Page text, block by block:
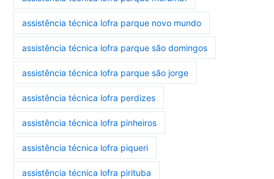
assistência técnica lofra parque novo mundo
assistência técnica lofra parque são domingos
assistência técnica lofra parque são jorge
assistência técnica lofra perdizes
assistência técnica lofra pinheiros
assistência técnica lofra piqueri
assistência técnica lofra pirituba